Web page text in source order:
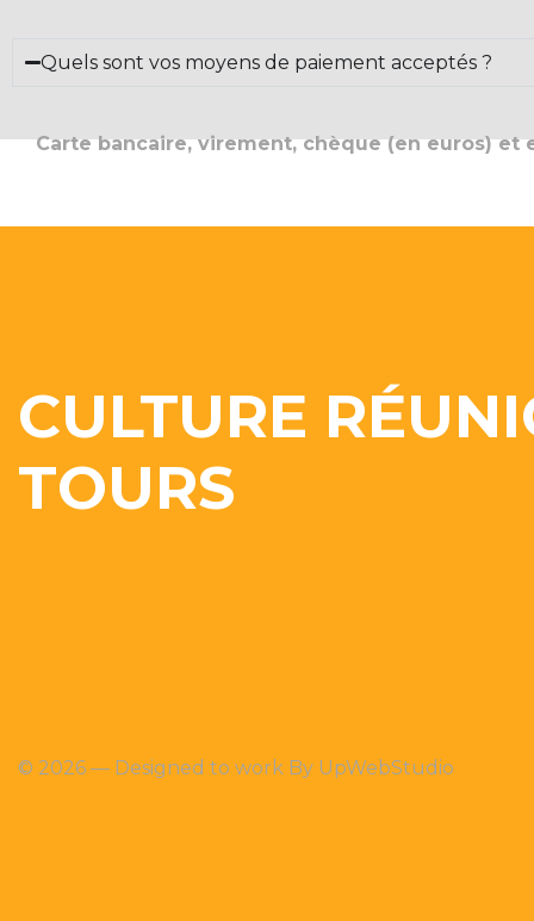
Quels sont vos moyens de paiement acceptés ?
Carte bancaire, virement, chèque (en euros) et
CULTURE
TOURS
© 2026 — Designed to work By UpWebStudio